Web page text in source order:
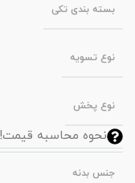
بسته‌ بندی تکی
نوع تسویه
نوع پخش
نحوه محاسبه قیمت!
جنس بدنه